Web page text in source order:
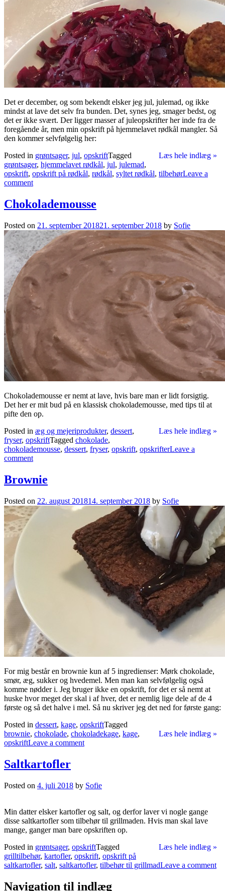
Det er december, og som bekendt elsker jeg jul, julemad, og ikke
mindst at lave det selv fra bunden. Det, synes jeg, smager bedst, og
det er ikke svært. Der ligger masser af juleopskrifter her inde fra de
foregående år, men min opskrift på hjemmelavet rødkål mangler. Så
den kommer selvfølgelig her:
Læs hele indlæg »
Posted in grøntsager, jul, opskriftTagged
grøntsager, hjemmelavet rødkål, jul, julemad,
opskrift, opskrift på rødkål, rødkål, syltet rødkål, tilbehørLeave a
comment
Chokolademousse
Posted on 21. september 201821. september 2018 by Sofie
Chokolademousse er nemt at lave, hvis bare man er lidt forsigtig.
Det her er mit bud på en klassisk chokolademousse, med tips til at
pifte den op.
Læs hele indlæg »
Posted in æg og mejeriprodukter, dessert,
fryser, opskriftTagged chokolade,
chokolademousse, dessert, fryser, opskrift, opskrifterLeave a
comment
Brownie
Posted on 22. august 201814. september 2018 by Sofie
For mig består en brownie kun af 5 ingredienser: Mørk chokolade,
smør, æg, sukker og hvedemel. Men man kan selvfølgelig også
komme nødder i. Jeg bruger ikke en opskrift, for det er så nemt at
huske hvor meget der skal i af hver, det er nemlig lige dele af de 4
første og så det halve i mel. Så nu skriver jeg det ned for første gang:
Læs hele indlæg »
Posted in dessert, kage, opskriftTagged
brownie, chokolade, chokoladekage, kage,
opskriftLeave a comment
Saltkartofler
Posted on 4. juli 2018 by Sofie
Min datter elsker kartofler og salt, og derfor laver vi nogle gange
disse saltkartofler som tilbehør til grillmaden. Hvis man skal lave
mange, ganger man bare opskriften op.
Læs hele indlæg »
Posted in grøntsager, opskriftTagged
grilltilbehør, kartofler, opskrift, opskrift på
saltkartofler, salt, saltkartofler, tilbehør til grillmadLeave a comment
Navigation til indlæg